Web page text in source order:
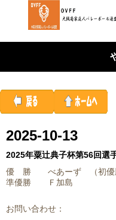
2025-10-13
2025年粟辻典子杯第56回選
優 勝 べあーず （初優
準優勝 Ｆ加島
お問い合わせ：